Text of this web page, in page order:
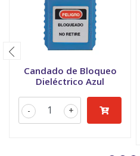
Candado de Bloqueo
Dieléctrico Azul
+
-